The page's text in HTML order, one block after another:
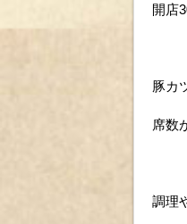
開店
豚カ
席数
調理